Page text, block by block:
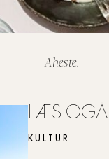
Aheste.
LÆS OGÅ
KULTUR